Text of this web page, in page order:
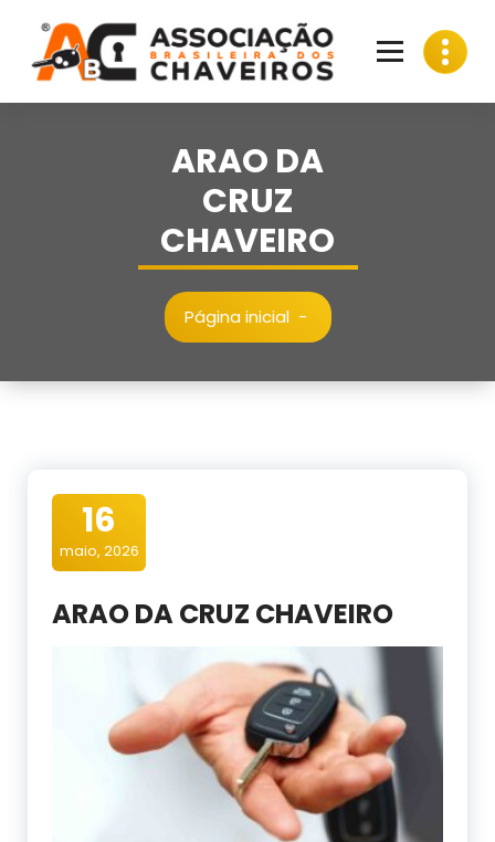
conteúdo
ARAO DA
CRUZ
CHAVEIRO
Página inicial-
16
maio, 2026
ARAO DA CRUZ CHAVEIRO